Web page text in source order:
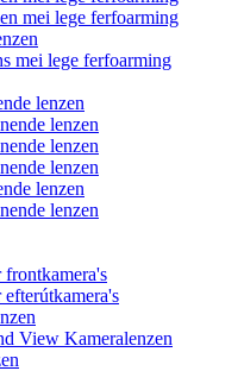
mei lege ferfoarming
mei lege ferfoarming
lenzen
lenzen
lenzen
lenzen
lenzen
lenzen
View Kameralenzen